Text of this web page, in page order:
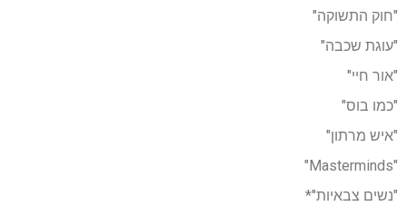
"חוק התשוקה"
"עוגת שכבה"
"אור חיי"
"כמו בוס"
"איש מרתון"
"Masterminds"
"נשים צבאיות"*